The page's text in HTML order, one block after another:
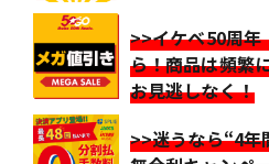
>>イケベ50周年
ら！商品は頻繁
お見逃しなく！
>>迷うなら“4年